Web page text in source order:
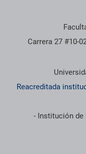
Carrera 27 #10-
Información
Reacreditada
- Institución de